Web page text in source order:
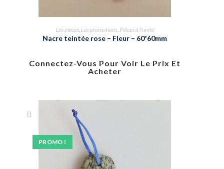
Les pièces, Les promotions, Pièces à l'unité
Nacre teintée rose – Fleur – 60*60mm
Connectez-Vous Pour Voir Le Prix Et
Acheter
PROMO !